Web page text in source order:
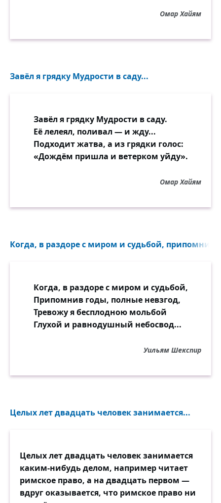
Омар Хайям
Завёл я грядку Мудрости в саду...
Завёл я грядку Мудрости в саду.
Её лелеял, поливал — и жду...
Подходит жатва, а из грядки голос:
«Дождём пришла и ветерком уйду».
Омар Хайям
Когда, в раздоре с миром и судьбой, припомнив
Когда, в раздоре с миром и судьбой,
Припомнив годы, полные невзгод,
Тревожу я бесплодною мольбой
Глухой и равнодушный небосвод...
Уильям Шекспир
Целых лет двадцать человек занимается...
Целых лет двадцать человек занимается
каким-нибудь делом, например читает
римское право, а на двадцать первом —
вдруг оказывается, что римское право ни